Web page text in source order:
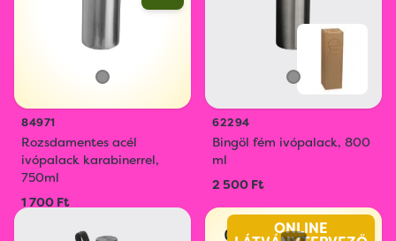
84971
Rozsdamentes acél
ivópalack karabinerrel,
750ml
1 700 Ft
62294
Bingöl fém ivópalack, 800
ml
2 500 Ft
ONLINE